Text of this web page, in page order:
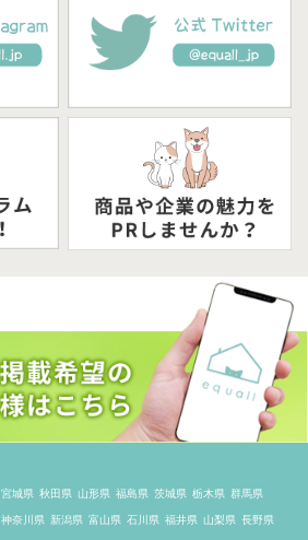
宮城県 秋田県 山形県 福島県 茨城県 栃木県 群馬県
神奈川県 新潟県 富山県 石川県 福井県 山梨県 長野県